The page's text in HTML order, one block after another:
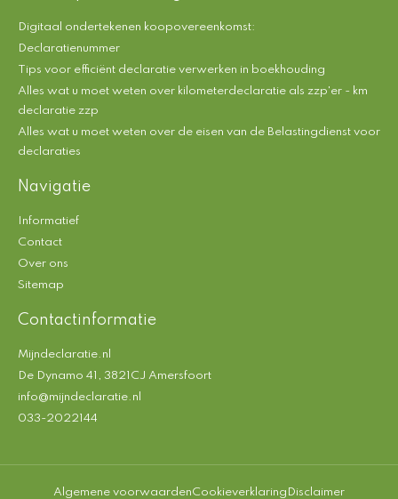
Digitaal ondertekenen koopovereenkomst:
Declaratienummer
Tips voor efficiënt declaratie verwerken in boekhouding
Alles wat u moet weten over kilometerdeclaratie als zzp'er - km
declaratie zzp
Alles wat u moet weten over de eisen van de Belastingdienst voor
declaraties
Navigatie
Informatief
Contact
Over ons
Sitemap
Contactinformatie
Mijndeclaratie.nl
De Dynamo 41, 3821CJ Amersfoort
info@mijndeclaratie.nl
033-2022144
Algemene voorwaardenCookieverklaring Disclaimer